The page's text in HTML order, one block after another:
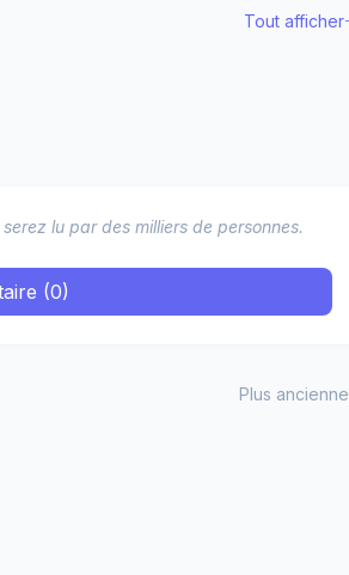
Tout afficher
lu par des milliers de personnes.
(0)
Plus ancienne